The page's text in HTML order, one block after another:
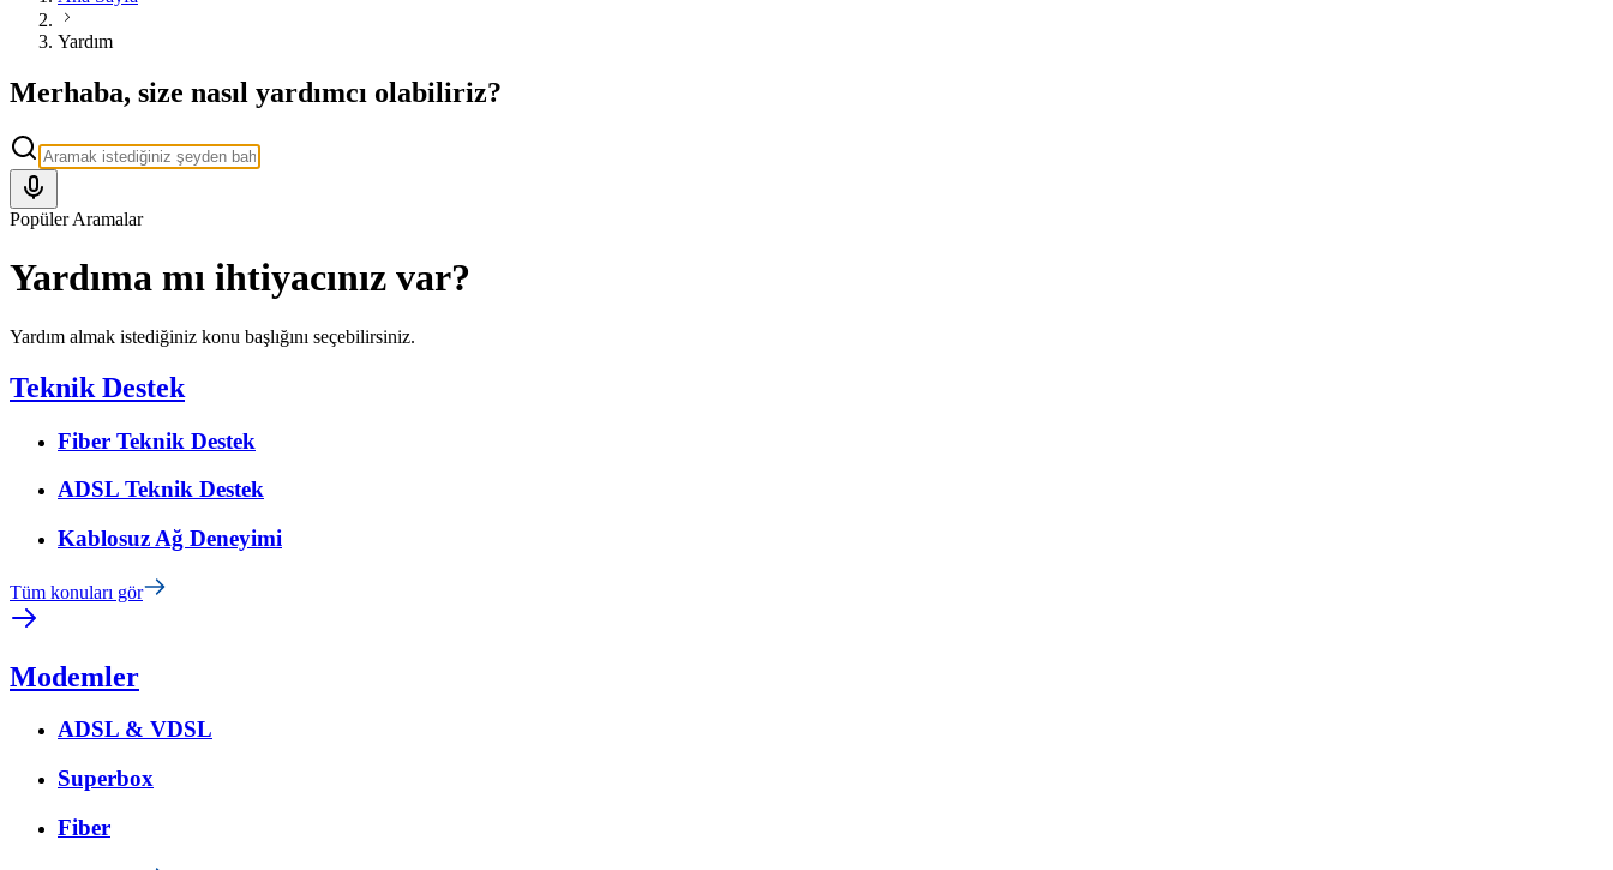
Yardım
Merhaba, size nasıl yardımcı olabiliriz?
Popüler Aramalar
Yardıma mı ihtiyacınız var?
Yardım almak istediğiniz konu başlığını seçebilirsiniz.
Teknik Destek
Fiber Teknik Destek
ADSL Teknik Destek
Kablosuz Ağ Deneyimi
Tüm konuları gör
Modemler
ADSL & VDSL
Superbox
Fiber